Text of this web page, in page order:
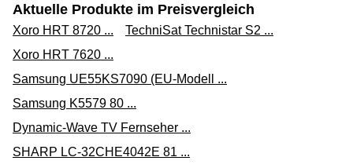
Aktuelle Produkte im Preisvergleich
Xoro HRT 8720 ...
TechniSat Technistar S2 ...
Xoro HRT 7620 ...
Samsung UE55KS7090 (EU-Modell ...
Samsung K5579 80 ...
Dynamic-Wave TV Fernseher ...
SHARP LC-32CHE4042E 81 ...